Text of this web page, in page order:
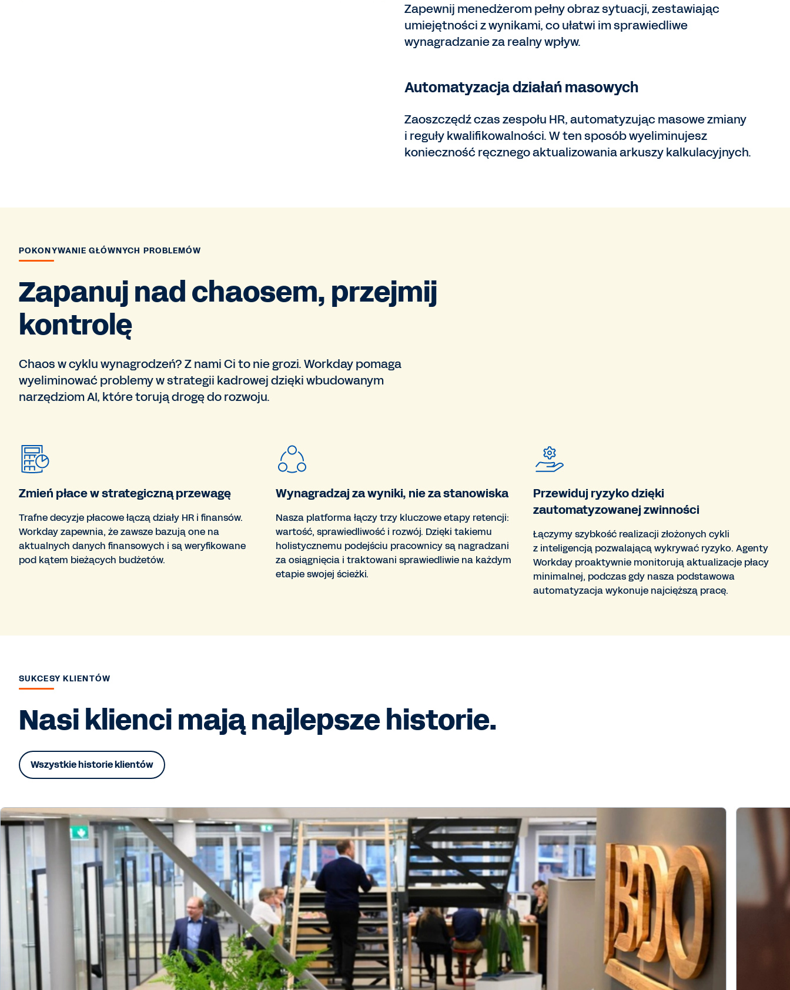
Zapewnij menedżerom pełny obraz sytuacji, zestawiając
umiejętności z wynikami, co ułatwi im sprawiedliwe
wynagradzanie za realny wpływ.
Automatyzacja działań masowych
Zaoszczędź czas zespołu HR, automatyzując masowe zmiany
i reguły kwalifikowalności. W ten sposób wyeliminujesz
konieczność ręcznego aktualizowania arkuszy kalkulacyjnych.
POKONYWANIE GŁÓWNYCH PROBLEMÓW
Zapanuj nad chaosem, przejmij
kontrolę
Chaos w cyklu wynagrodzeń? Z nami Ci to nie grozi. Workday pomaga
wyeliminować problemy w strategii kadrowej dzięki wbudowanym
narzędziom AI, które torują drogę do rozwoju.
Zmień płace w strategiczną przewagę
Trafne decyzje płacowe łączą działy HR i finansów.
Workday zapewnia, że zawsze bazują one na
aktualnych danych finansowych i są weryfikowane
pod kątem bieżących budżetów.
Wynagradzaj za wyniki, nie za stanowiska
Nasza platforma łączy trzy kluczowe etapy retencji:
wartość, sprawiedliwość i rozwój. Dzięki takiemu
holistycznemu podejściu pracownicy są nagradzani
za osiągnięcia i traktowani sprawiedliwie na każdym
etapie swojej ścieżki.
Przewiduj ryzyko dzięki
zautomatyzowanej zwinności
Łączymy szybkość realizacji złożonych cykli
z inteligencją pozwalającą wykrywać ryzyko. Agenty
Workday proaktywnie monitorują aktualizacje płacy
minimalnej, podczas gdy nasza podstawowa
automatyzacja wykonuje najcięższą pracę.
SUKCESY KLIENTÓW
Nasi klienci mają najlepsze historie.
Wszystkie historie klientów